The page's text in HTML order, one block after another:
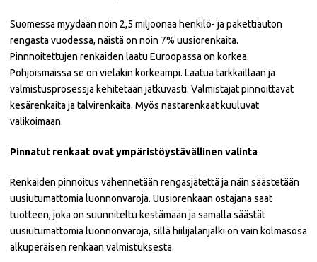
Suomessa myydään noin 2,5 miljoonaa henkilö- ja pakettiauton
rengasta vuodessa, näistä on noin 7% uusiorenkaita.
Pinnnoitettujen renkaiden laatu Euroopassa on korkea.
Pohjoismaissa se on vieläkin korkeampi. Laatua tarkkaillaan ja
valmistusprosessja kehitetään jatkuvasti. Valmistajat pinnoittavat
kesärenkaita ja talvirenkaita. Myös nastarenkaat kuuluvat
valikoimaan.
Pinnatut renkaat ovat ympäristöystävällinen valinta
Renkaiden pinnoitus vähennetään rengasjätettä ja näin säästetään
uusiutumattomia luonnonvaroja. Uusiorenkaan ostajana saat
tuotteen, joka on suunniteltu kestämään ja samalla säästät
uusiutumattomia luonnonvaroja, sillä hiilijalanjälki on vain kolmasosa
alkuperäisen renkaan valmistuksesta.